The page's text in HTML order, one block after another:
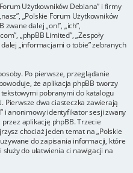
a
Użytkowników Debiana” i firmy
„Polskie Forum Użytkowników
dalej „oni”, „ich”,
„phpBB Limited”, „Zespoły
„informacjami o tobie” zebranych
Po pierwsze, przeglądanie
że aplikacja phpBB tworzy
pobranymi do katalogu
Pierwsze dwa ciasteczka zawierają
i anonimowy identyfikator sesji zwany
aplikację phpBB. Trzecie
chociaż jeden temat na „Polskie
do zapisania informacji, które
do ułatwienia ci nawigacji na